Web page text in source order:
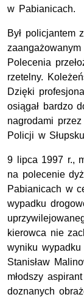
w Pabianicach.
Był policjantem
Polecenia
rzetelny.
Dzięki
osiągał bardzo
nagrodami przez
Policji w
9 lipca 1997 r.,
na polecenie
Pabianicach w
wypadku
kierowca nie
wyniku wypadku
Stanisław
młodszy
doznanych